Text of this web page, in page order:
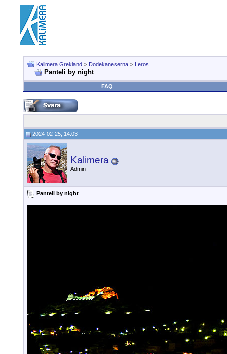
Kalimera Grekland > Dodekaneserna > Leros
Panteli by night
FAQ
2024-02-25, 14:03
Kalimera
Admin
Panteli by night